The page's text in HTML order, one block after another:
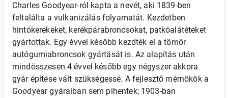
Charles Goodyear-ról kapta a nevét, aki 1839-ben
feltalálta a vulkanizálás folyamatát. Kezdetben
hintókerekeket, kerékpárabroncsokat, patkóalátéteket
gyártottak. Egy évvel később kezdték el a tömör
autógumiabroncsok gyártását is. Az alapítás után
mindösszesen 4 évvel később egy négyszer akkora
gyár építése vált szükségessé. A fejlesztő mérnökök a
Goodyear gyáraiban sem pihentek; 1903-ban